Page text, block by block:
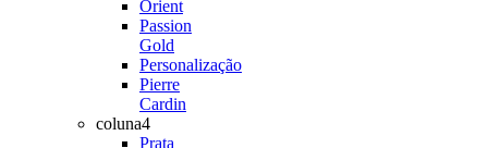
Orient
Passion
Gold
Personalização
Pierre
Cardin
coluna4
Prata